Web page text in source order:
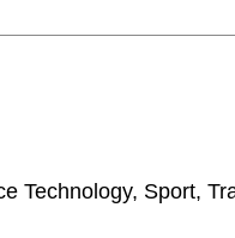
Technology, Sport,